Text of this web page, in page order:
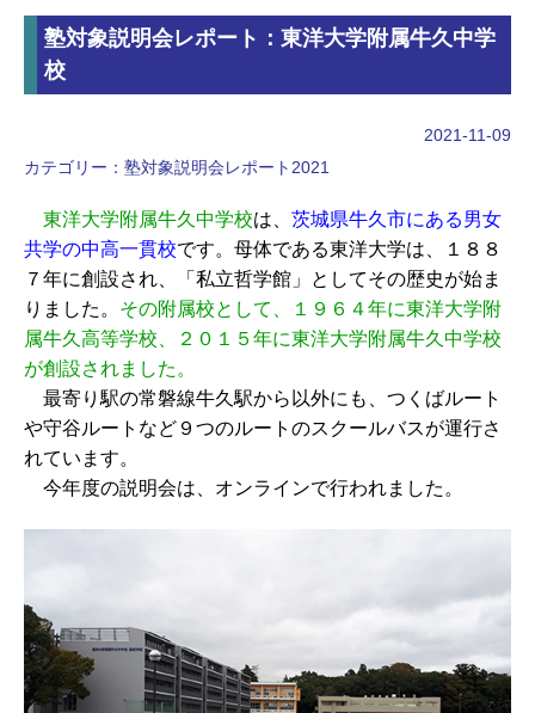
塾対象説明会レポート：東洋大学附属牛久中学
校
2021-11-09
カテゴリー： 塾対象説明会レポート2021
東洋大学附属牛久中学校は、 茨城県牛久市にある男女
共学の中高一貫校です。母体である東洋大学は、１８８
７年に創設され、「私立哲学館」としてその歴史が始ま
りました。 その附属校として、１９６４年に東洋大学附
属牛久高等学校、２０１５年に東洋大学附属牛久中学校
が創設されました。
最寄り駅の常磐線牛久駅から以外にも、つくばルート
や守谷ルートなど９つのルートのスクールバスが運行さ
れています。
今年度の説明会は、オンラインで行われました。